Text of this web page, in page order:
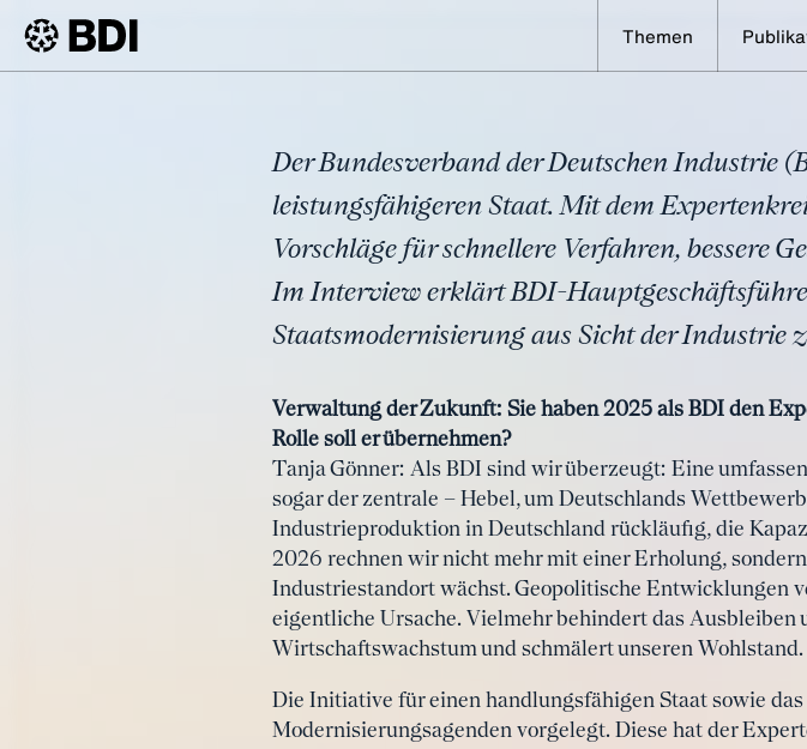
Themen
Der Bundesverband der Deutschen Industrie
leistungsfähigeren Staat. Mit dem
Vorschläge für schnellere Verfahren, bessere
Im Interview erklärt BDI-
Staatsmodernisierung aus Sicht der
Verwaltung der Zukunft: Sie haben 2025 als BDI den
Rolle soll er übernehmen?
Tanja Gönner: Als BDI sind wir überzeugt: Eine
sogar der zentrale – Hebel, um Deutschlands
Industrieproduktion in Deutschland rückläufig, die
2026 rechnen wir nicht mehr mit einer Erholung,
Industriestandort wächst. Geopolitische Entwicklungen
eigentliche Ursache. Vielmehr behindert das
Wirtschaftswachstum und schmälert unseren Wohlstand.
Die Initiative für einen handlungsfähigen Staat sowie
Modernisierungsagenden vorgelegt. Diese hat der